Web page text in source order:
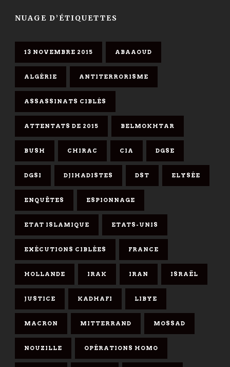
NUAGE D’ÉTIQUETTES
13 NOVEMBRE 2015 ABAAOUD
ALGÉRIE ANTITERRORISME
ASSASSINATS CIBLÉS
ATTENTATS DE 2015 BELMOKHTAR
BUSH CHIRAC CIA DGSE
DGSI DJIHADISTES DST ELYSÉE
ENQUÊTES ESPIONNAGE
ETAT ISLAMIQUE ETATS-UNIS
EXÉCUTIONS CIBLÉES FRANCE
HOLLANDE IRAK IRAN ISRAËL
JUSTICE KADHAFI LIBYE
MACRON MITTERRAND MOSSAD
NOUZILLE OPÉRATIONS HOMO